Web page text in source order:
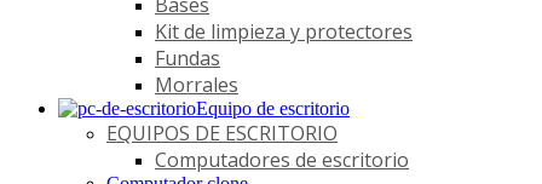
Kit de limpieza y protectores
Fundas
Morrales
Equipo de escritorio
EQUIPOS DE ESCRITORIO
Computadores de escritorio